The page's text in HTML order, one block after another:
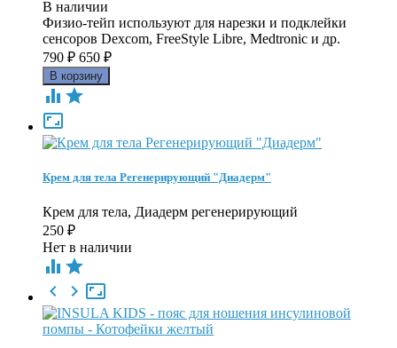
В наличии
Физио-тейп используют для нарезки и подклейки
сенсоров Dexcom, FreeStyle Libre, Medtronic и др.
790 ₽ 650 ₽
 

Крем для тела Регенерирующий "Диадерм"
Крем для тела, Диадерм регенерирующий
250 ₽
Нет в наличии
 

 